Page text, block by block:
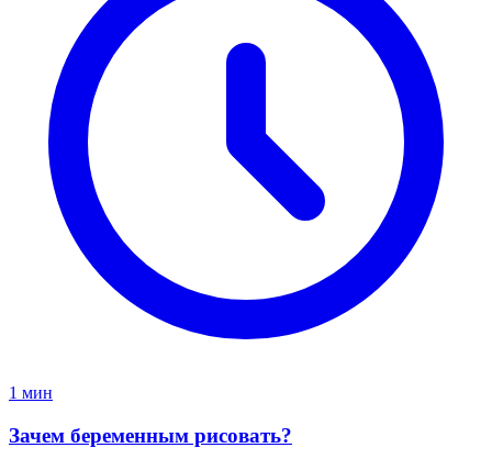
1 мин
Зачем беременным рисовать?